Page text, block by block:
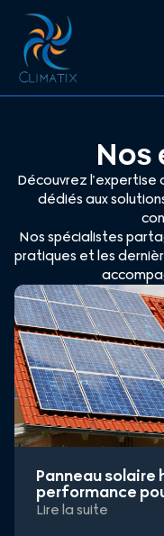
Découvrez l’expertise
dédiés aux
Nos spécialistes
pratiques et les
Panneau solaire
performance
Lire la suite